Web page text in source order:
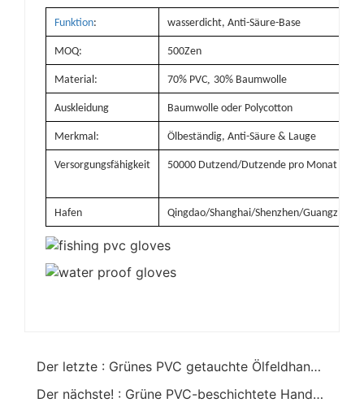
Funktion: wasserdicht, Anti-Säure-Base
MOQ: 500Zen
Material: 70% PVC, 30% Baumwolle
Auskleidung Baumwolle oder Polycotton
Merkmal: Ölbeständig, Anti-Säure & Lauge
Versorgungsfähigkeit 50000 Dutzend/Dutzende pro Monat
Hafen Qingdao/Shanghai/Shenzhen/Guangzhou
Der letzte : Grünes PVC getauchte Ölfeldhandschuhe Strickhandgelenk
Der nächste! : Grüne PVC-beschichtete Handschuhe für Arbeitssicherheit 40cm